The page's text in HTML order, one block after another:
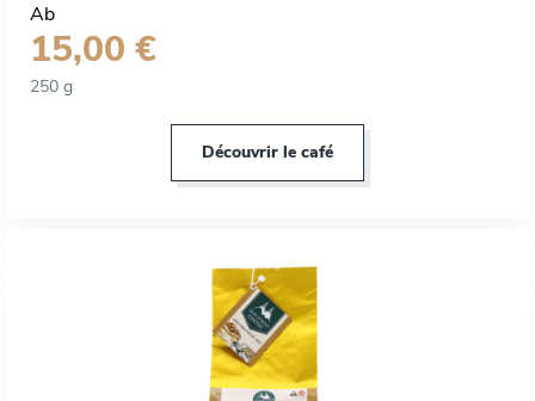
Ab
15,00 €
250 g
Découvrir le café